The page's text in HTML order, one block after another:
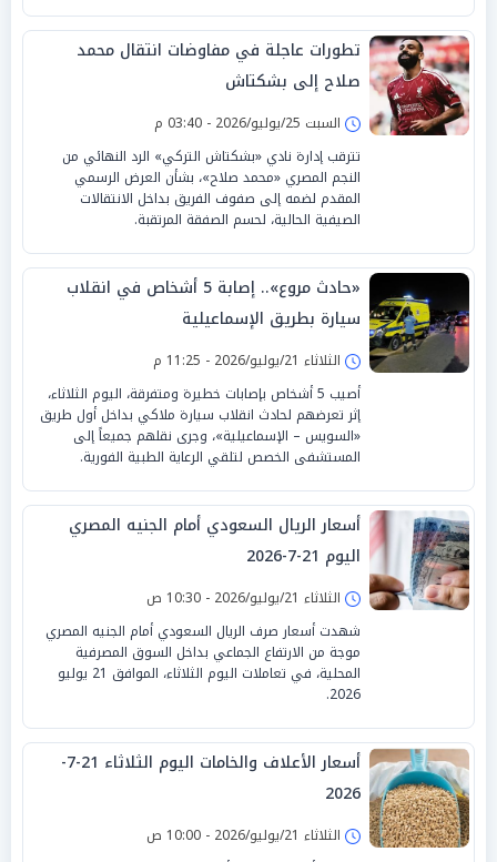
تطورات عاجلة في مفاوضات انتقال محمد
صلاح إلى بشكتاش
السبت 25/يوليو/2026 - 03:40 م
تترقب إدارة نادي «بشكتاش التركي» الرد النهائي من
النجم المصري «محمد صلاح»، بشأن العرض الرسمي
المقدم لضمه إلى صفوف الفريق بداخل الانتقالات
الصيفية الحالية، لحسم الصفقة المرتقبة.
«حادث مروع».. إصابة 5 أشخاص في انقلاب
سيارة بطريق الإسماعيلية
الثلاثاء 21/يوليو/2026 - 11:25 م
أصيب 5 أشخاص بإصابات خطيرة ومتفرقة، اليوم الثلاثاء،
إثر تعرضهم لحادث انقلاب سيارة ملاكي بداخل أول طريق
«السويس – الإسماعيلية»، وجرى نقلهم جميعاً إلى
المستشفى الخصص لتلقي الرعاية الطبية الفورية.
أسعار الريال السعودي أمام الجنيه المصري
اليوم 21-7-2026
الثلاثاء 21/يوليو/2026 - 10:30 ص
شهدت أسعار صرف الريال السعودي أمام الجنيه المصري
موجة من الارتفاع الجماعي بداخل السوق المصرفية
المحلية، في تعاملات اليوم الثلاثاء، الموافق 21 يوليو
2026.
أسعار الأعلاف والخامات اليوم الثلاثاء 21-7-
2026
الثلاثاء 21/يوليو/2026 - 10:00 ص